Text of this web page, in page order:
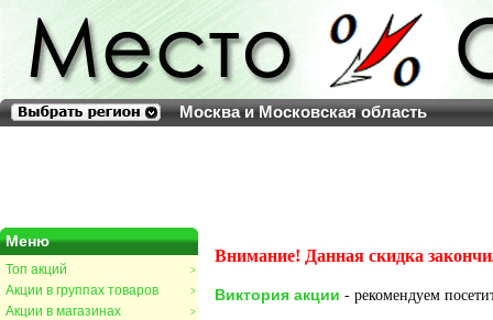
Москва и Московская область
Меню
>
Топ акций
>
Акции в группах товаров
>
Акции в магазинах
Внимание! Данная скидка
Виктория акции - рекомендуем